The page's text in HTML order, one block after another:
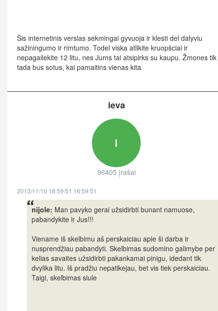
Šis internetinis verslas sekmingai gyvuoja ir klesti del dalyviu
sažiningumo ir rimtumo. Todel viska atlikite kruopšciai ir
nepagailekite 12 litu, nes Jums tai atsipirks su kaupu. Žmones tik
tada bus sotus, kai pamaitins vienas kita.
ieva
I
96405 įrašai
2013/11/10 16:59:51 16:59:51
nijole: Man pavyko gerai užsidirbti bunant namuose,
pabandykite ir Jus!!!
Viename iš skelbimu aš perskaiciau apie ši darba ir
nusprendžiau pabandyti. Skelbimas sudomino galimybe per
kelias savaites užsidirbti pakankamai pinigu, idedant tik
dvylika litu. Iš pradžiu nepatikejau, bet vis tiek perskaiciau.
Taigi, skelbimas siule